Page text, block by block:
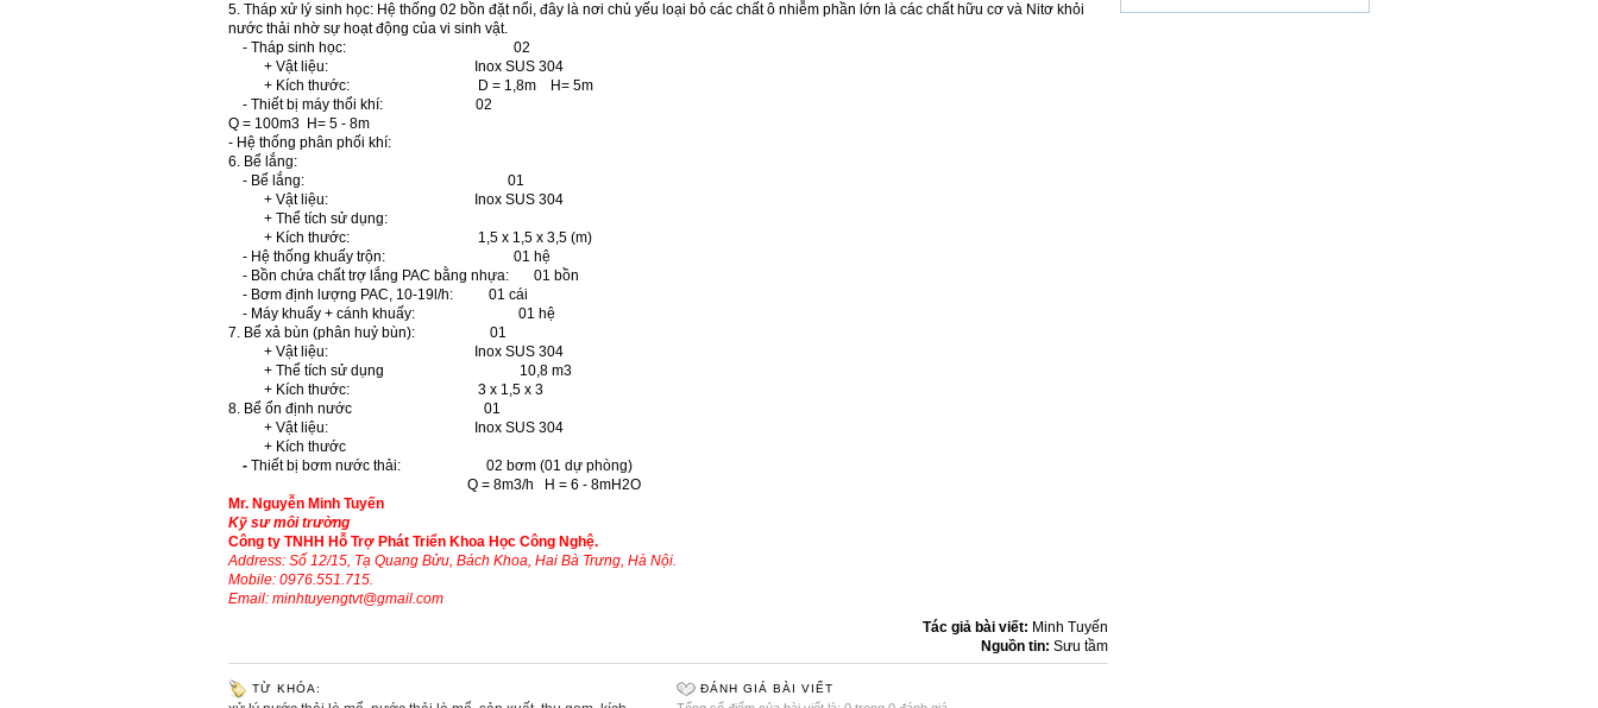
5. Tháp xử lý sinh học: Hệ thống 02 bồn đặt nổi, đây là nơi chủ yếu loại bỏ các chất ô nhiễm phần lớn là các chất hữu cơ và Nitơ khỏi
nước thải nhờ sự hoạt động của vi sinh vật.
- Tháp sinh học: 02
+ Vật liệu: Inox SUS 304
+ Kích thước: D = 1,8m H= 5m
- Thiết bị máy thổi khí: 02
Q = 100m3 H= 5 - 8m
- Hệ thống phân phối khí:
6. Bể lắng:
- Bể lắng: 01
+ Vật liệu: Inox SUS 304
+ Thể tích sử dụng:
+ Kích thước: 1,5 x 1,5 x 3,5 (m)
- Hệ thống khuấy trộn: 01 hệ
- Bồn chứa chất trợ lắng PAC bằng nhựa: 01 bồn
- Bơm định lượng PAC, 10-19l/h: 01 cái
- Máy khuấy + cánh khuấy: 01 hệ
7. Bể xả bùn (phân huỷ bùn): 01
+ Vật liệu: Inox SUS 304
+ Thể tích sử dụng 10,8 m3
+ Kích thước: 3 x 1,5 x 3
8. Bể ổn định nước 01
+ Vật liệu: Inox SUS 304
+ Kích thước
- Thiết bị bơm nước thải: 02 bơm (01 dự phòng)
Q = 8m3/h H = 6 - 8mH2O
Mr. Nguyễn Minh Tuyến
Kỹ sư môi trường
Công ty TNHH Hỗ Trợ Phát Triển Khoa Học Công Nghệ.
Address: Số 12/15, Tạ Quang Bửu, Bách Khoa, Hai Bà Trưng, Hà Nội.
Mobile: 0976.551.715.
Email: minhtuyengtvt@gmail.com
Tác giả bài viết: Minh Tuyến
Nguồn tin: Sưu tầm
TỪ KHÓA: ĐÁNH GIÁ BÀI VIẾT